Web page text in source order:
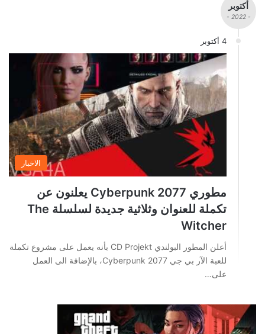
أكتوبر
- 2022 -
4 أكتوبر
الاخبار
مطوري Cyberpunk 2077 يعلنون عن
تكملة للعنوان وثلاثية جديدة لسلسلة The
Witcher
أعلن المطور البولندي CD Projekt بأنه يعمل على مشروع تكملة
للعبة الآر بي جي Cyberpunk 2077، بالإضافة الى العمل
على…